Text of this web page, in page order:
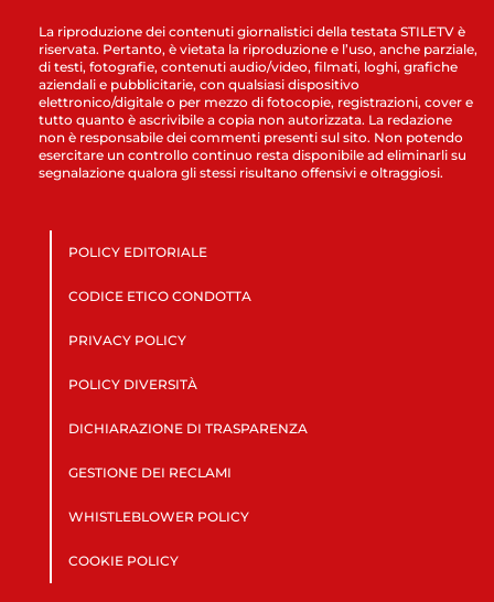
La riproduzione dei contenuti giornalistici della testata STILETV è
riservata. Pertanto, è vietata la riproduzione e l’uso, anche parziale,
di testi, fotografie, contenuti audio/video, filmati, loghi, grafiche
aziendali e pubblicitarie, con qualsiasi dispositivo
elettronico/digitale o per mezzo di fotocopie, registrazioni, cover e
tutto quanto è ascrivibile a copia non autorizzata. La redazione
non è responsabile dei commenti presenti sul sito. Non potendo
esercitare un controllo continuo resta disponibile ad eliminarli su
segnalazione qualora gli stessi risultano offensivi e oltraggiosi.
POLICY EDITORIALE
CODICE ETICO CONDOTTA
PRIVACY POLICY
POLICY DIVERSITÀ
DICHIARAZIONE DI TRASPARENZA
GESTIONE DEI RECLAMI
WHISTLEBLOWER POLICY
COOKIE POLICY